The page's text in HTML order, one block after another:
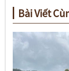
Bài Viết